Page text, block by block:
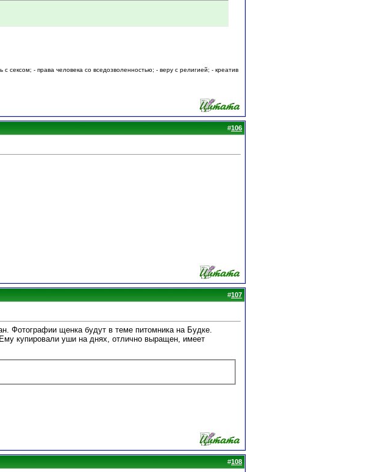
сексом; - права человека со вседозволенностью; - веру с религией; - креатив
#106
#107
Фотографии щенка будут в теме питомника на Будке.
купировали уши на днях, отлично выращен, имеет
#108